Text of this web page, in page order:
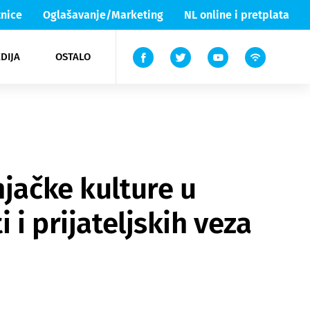
Oglašavanje/Marketing NL online i pretplata
OSTALO
Lika & Senj
TV
kulture u
i prijateljskih veza